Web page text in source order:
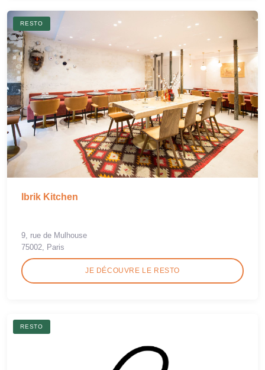
RESTO
Ibrik Kitchen
9, rue de Mulhouse
75002, Paris
JE DÉCOUVRE LE RESTO
RESTO